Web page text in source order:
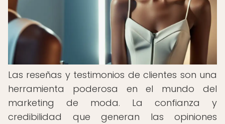
Las reseñas y testimonios de clientes son una
herramienta poderosa en el mundo del
marketing de moda. La confianza y
credibilidad que generan las opiniones